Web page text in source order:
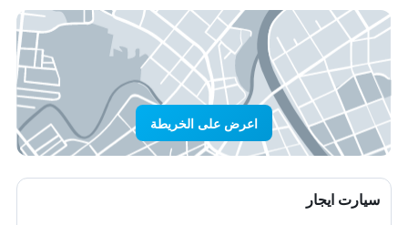
اعرض على الخريطة
سيارت ايجار